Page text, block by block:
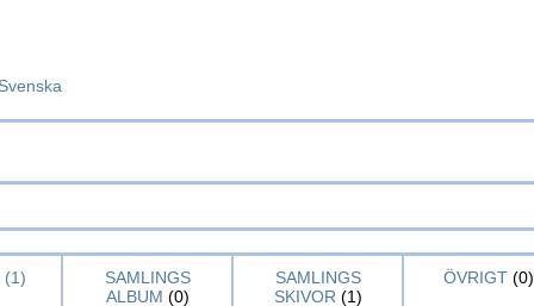
(1)
SAMLINGS
ALBUM (0)
SAMLINGS
SKIVOR (1)
ÖVRIGT(0)